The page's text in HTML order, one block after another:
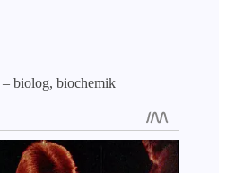
– biolog, biochemik